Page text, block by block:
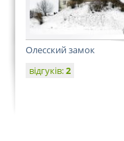
Олесский замок
відгуків:2